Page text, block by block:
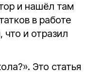
и нашёл там
в работе
что и отразил
Это статья